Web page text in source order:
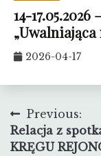
14-
„Uwalniająca
2026-04-17
Nawigacja
wpisu
Previous:
Relacja z
KRĘGU